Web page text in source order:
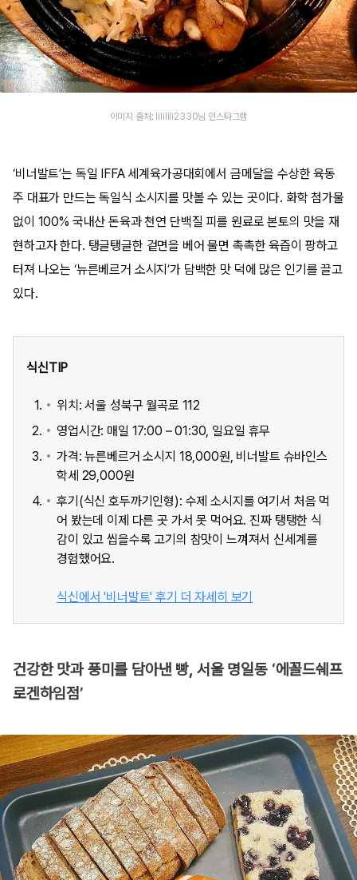
이미지 출처: lililili2330님 인스타그램
‘비너발트’는 독일 IFFA 세계육가공대회에서 금메달을 수상한 육동
주 대표가 만드는 독일식 소시지를 맛볼 수 있는 곳이다. 화학 첨가물
없이 100% 국내산 돈육과 천연 단백질 피를 원료로 본토의 맛을 재
현하고자 한다. 탱글탱글한 겉면을 베어 물면 촉촉한 육즙이 팡하고
터져 나오는 ‘뉴른베르거 소시지’가 담백한 맛 덕에 많은 인기를 끌고
있다.
식신TIP
위치: 서울 성북구 월곡로 112
영업시간: 매일 17:00 – 01:30, 일요일 휴무
가격: 뉴른베르거 소시지 18,000원, 비너발트 슈바인스
학세 29,000원
후기(식신 호두까기인형): 수제 소시지를 여기서 처음 먹
어 봤는데 이제 다른 곳 가서 못 먹어요. 진짜 탱탱한 식
감이 있고 씹을수록 고기의 참맛이 느껴져서 신세계를
경험했어요.
식신에서 '비너발트' 후기 더 자세히 보기
건강한 맛과 풍미를 담아낸 빵, 서울 명일동 ‘에꼴드쉐프
로겐하임점’